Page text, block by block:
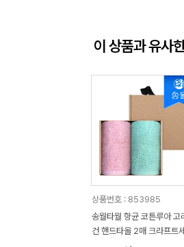
이 상품과 유사
상품번호 : 853985
송월타월 항균 코튼루아 고
건 핸드타올 2매 크라프트